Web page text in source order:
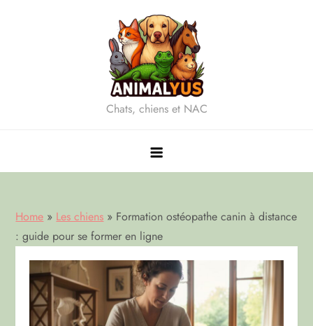
Chats, chiens et NAC
Home » Les chiens » Formation ostéopathe canin à distance
: guide pour se former en ligne